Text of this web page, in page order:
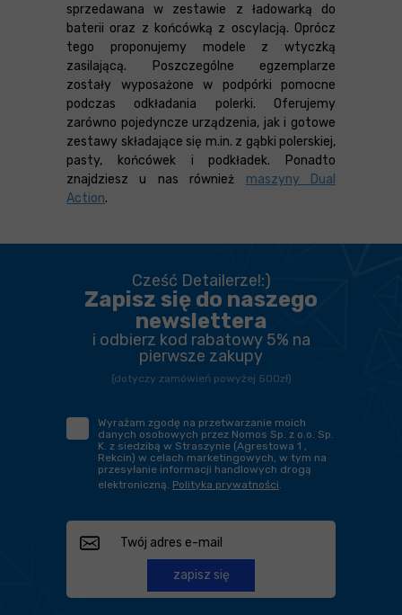
sprzedawana w zestawie z ładowarką do
baterii oraz z końcówką z oscylacją. Oprócz
tego proponujemy modele z wtyczką
zasilającą. Poszczególne egzemplarze
zostały wyposażone w podpórki pomocne
podczas odkładania polerki. Oferujemy
zarówno pojedyncze urządzenia, jak i gotowe
zestawy składające się m.in. z gąbki polerskiej,
pasty, końcówek i podkładek. Ponadto
znajdziesz u nas również maszyny Dual
Action.
Cześć Detailerze!:)
Zapisz się do naszego
newslettera
i odbierz kod rabatowy 5% na
pierwsze zakupy
(dotyczy zamówień powyżej 500zł)
Wyrażam zgodę na przetwarzanie moich
danych osobowych przez Nomos Sp. z o.o. Sp.
K. z siedzibą w Straszynie (Agrestowa 1 ,
Rekcin) w celach marketingowych, w tym na
przesyłanie informacji handlowych drogą
elektroniczną. Polityka prywatności
zapisz się